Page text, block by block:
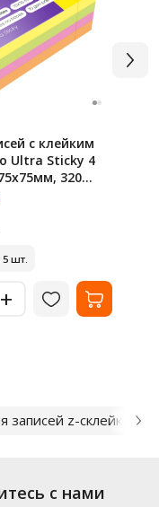
с клейким
Ultra Sticky 4
320
шт.
+
записей z-склейки
с нами